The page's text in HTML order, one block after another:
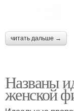
читать дальше →
Названы
женской